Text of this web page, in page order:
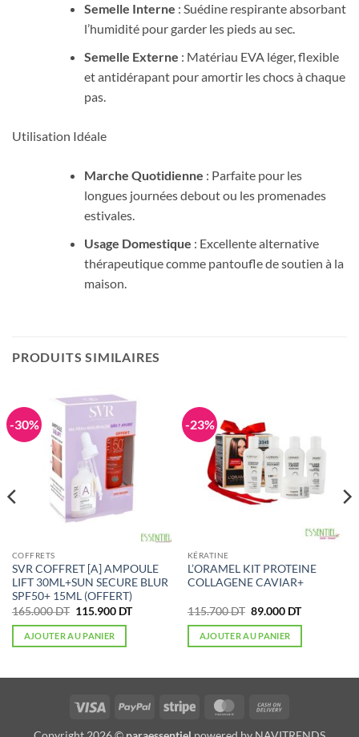
Semelle Interne : Suédine respirante absorbant
l’humidité pour garder les pieds au sec.
Semelle Externe : Matériau EVA léger, flexible
et antidérapant pour amortir les chocs à chaque
pas.
Utilisation Idéale
Marche Quotidienne : Parfaite pour les
longues journées debout ou les promenades
estivales.
Usage Domestique : Excellente alternative
thérapeutique comme pantoufle de soutien à la
maison.
PRODUITS SIMILAIRES
-30%
COFFRETS
SVR COFFRET [A] AMPOULE
LIFT 30ML+SUN SECURE BLUR
SPF50+ 15ML (OFFERT)
165.000DT Le
initial
était :
165.000 DT.
115.900 DTLe
115.900 DT.
AJOUTER AU PANIER
-23%
KÉRATINE
L’ORAMEL KIT PROTEINE
COLLAGENE CAVIAR+
115.700DT Le
initial
était :
115.700 DT.
89.000 DTLe
actuel
89.000 DT.
AJOUTER AU PANIER
Visa PayPal Stripe MasterCard